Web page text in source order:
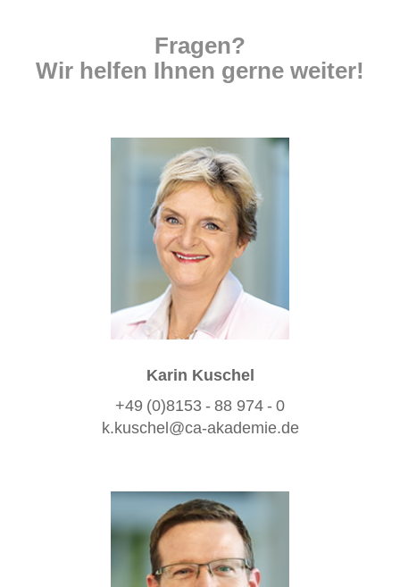
Fragen?
Wir helfen Ihnen gerne weiter!
Karin Kuschel
+49 (0)8153 - 88 974 - 0
k.kuschel@ca-akademie.de